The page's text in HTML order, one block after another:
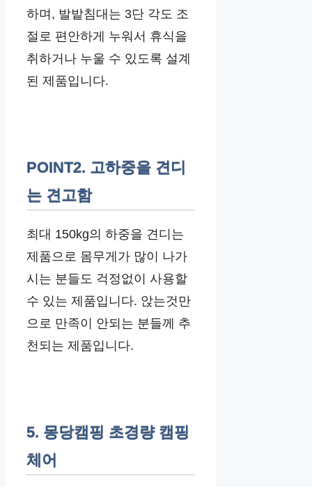
하며, 발밭침대는 3단 각도 조
절로 편안하게 누워서 휴식을
취하거나 누울 수 있도록 설계
된 제품입니다.
POINT2. 고하중을 견디
는 견고함
최대 150kg의 하중을 견디는
제품으로 몸무게가 많이 나가
시는 분들도 걱정없이 사용할
수 있는 제품입니다. 앉는것만
으로 만족이 안되는 분들께 추
천되는 제품입니다.
5. 몽당캠핑 초경량 캠핑
체어